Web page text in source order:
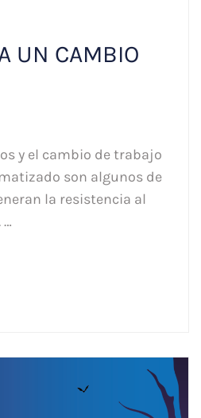
UN CAMBIO
y el cambio de trabajo
son algunos de
la resistencia al
…